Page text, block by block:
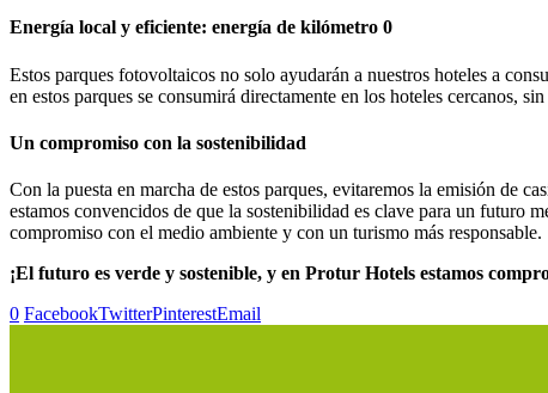
Energía local y eficiente: energía de kilómetro 0
Estos parques fotovoltaicos no solo ayudarán a nuestros hoteles a
en estos parques se consumirá directamente en los hoteles cercanos,
Un compromiso con la sostenibilidad
Con la puesta en marcha de estos parques, evitaremos la emisión de
estamos convencidos de que la sostenibilidad es clave para un futuro
compromiso con el medio ambiente y con un turismo más responsable.
¡El futuro es verde y sostenible, y en Protur Hotels estamos
0 FacebookTwitterPinterestEmail